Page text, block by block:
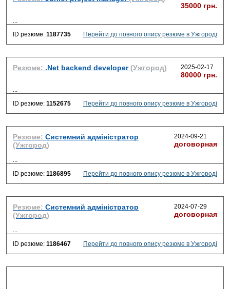
35000 грн.
...
ID резюме: 1187735 Перейти до повного опису резюме в Ужгороді
Резюме: .Net backend developer (Ужгород) 2025-02-17
80000 грн.
...
ID резюме: 1152675 Перейти до повного опису резюме в Ужгороді
Резюме: Системний адміністратор
(Ужгород)
2024-09-21
договорная
...
ID резюме: 1186895 Перейти до повного опису резюме в Ужгороді
Резюме: Системний адміністратор
(Ужгород)
2024-07-29
договорная
...
ID резюме: 1186467 Перейти до повного опису резюме в Ужгороді